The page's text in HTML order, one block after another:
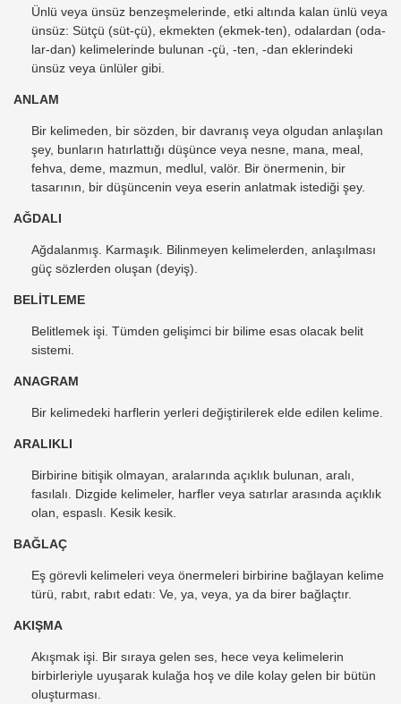
Ünlü veya ünsüz benzeşmelerinde, etki altında kalan ünlü veya
ünsüz: Sütçü (süt-çü), ekmekten (ekmek-ten), odalardan (oda-
lar-dan) kelimelerinde bulunan -çü, -ten, -dan eklerindeki
ünsüz veya ünlüler gibi.
ANLAM
Bir kelimeden, bir sözden, bir davranış veya olgudan anlaşılan
şey, bunların hatırlattığı düşünce veya nesne, mana, meal,
fehva, deme, mazmun, medlul, valör. Bir önermenin, bir
tasarının, bir düşüncenin veya eserin anlatmak istediği şey.
AĞDALI
Ağdalanmış. Karmaşık. Bilinmeyen kelimelerden, anlaşılması
güç sözlerden oluşan (deyiş).
BELİTLEME
Belitlemek işi. Tümden gelişimci bir bilime esas olacak belit
sistemi.
ANAGRAM
Bir kelimedeki harflerin yerleri değiştirilerek elde edilen kelime.
ARALIKLI
Birbirine bitişik olmayan, aralarında açıklık bulunan, aralı,
fasılalı. Dizgide kelimeler, harfler veya satırlar arasında açıklık
olan, espaslı. Kesik kesik.
BAĞLAÇ
Eş görevli kelimeleri veya önermeleri birbirine bağlayan kelime
türü, rabıt, rabıt edatı: Ve, ya, veya, ya da birer bağlaçtır.
AKIŞMA
Akışmak işi. Bir sıraya gelen ses, hece veya kelimelerin
birbirleriyle uyuşarak kulağa hoş ve dile kolay gelen bir bütün
oluşturması.